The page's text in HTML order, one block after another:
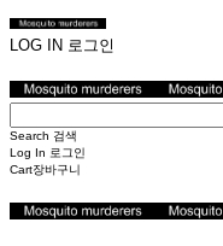
LOG IN 로그인
Search 검색
Log In 로그인
Cart장바구니